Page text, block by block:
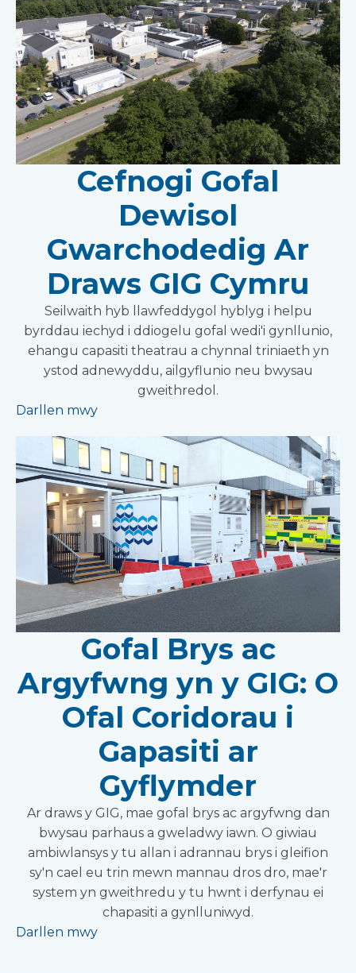
Cefnogi Gofal
Dewisol
Gwarchodedig Ar
Draws GIG Cymru
Seilwaith hyb llawfeddygol hyblyg i helpu
byrddau iechyd i ddiogelu gofal wedi'i gynllunio,
ehangu capasiti theatrau a chynnal triniaeth yn
ystod adnewyddu, ailgyflunio neu bwysau
gweithredol.
Darllen mwy
Gofal Brys ac
Argyfwng yn y GIG: O
Ofal Coridorau i
Gapasiti ar
Gyflymder
Ar draws y GIG, mae gofal brys ac argyfwng dan
bwysau parhaus a gweladwy iawn. O giwiau
ambiwlansys y tu allan i adrannau brys i gleifion
sy'n cael eu trin mewn mannau dros dro, mae'r
system yn gweithredu y tu hwnt i derfynau ei
chapasiti a gynlluniwyd.
Darllen mwy